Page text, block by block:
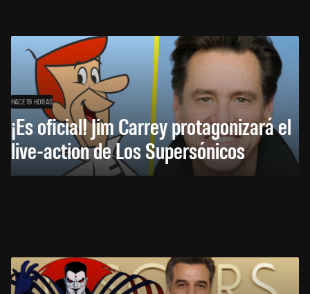
HACE 19 HORAS
¡Es oficial! Jim Carrey protagonizará el
live-action de Los Supersónicos